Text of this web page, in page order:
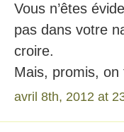
Vous n’êtes
pas dans votre
croire.
Mais, promis,
avril 8th, 2012 at